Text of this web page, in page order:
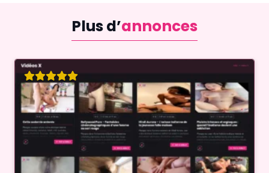
Plus d’annonces